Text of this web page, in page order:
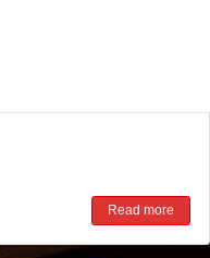
Read more